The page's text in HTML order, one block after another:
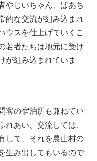
やじいちゃん、ばあち
的な交流が組み込まれ
ウスを仕上げていくこ
若者たちは地元に受け
が組み込まれていま
客の宿泊所も兼ねてい
れあい、交流しては、
して、それを農山村の
生み出してもいるので